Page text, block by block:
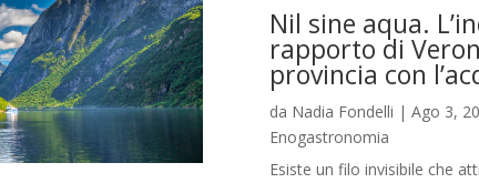
Nil sine aqua.
rapporto di
provincia con
da Nadia Fondelli | Ago 3,
Enogastronomia
Esiste un filo invisibile che